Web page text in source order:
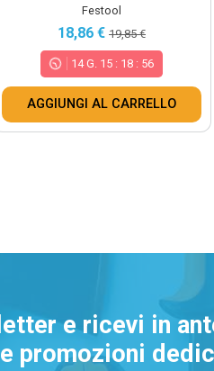
Festool
18,86 € 19,85 €
14G. 15 : 18 : 55
AGGIUNGI AL CARRELLO
e ricevi in
promozioni